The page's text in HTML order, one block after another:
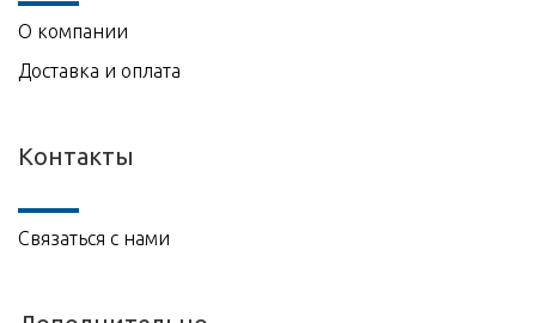
О компании
Доставка и оплата
Контакты
Связаться с нами